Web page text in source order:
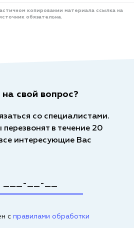
копировании материала ссылка на
обязательна.
свой вопрос?
со специалистами.
в течение 20
интересующие Вас
с правилами обработки